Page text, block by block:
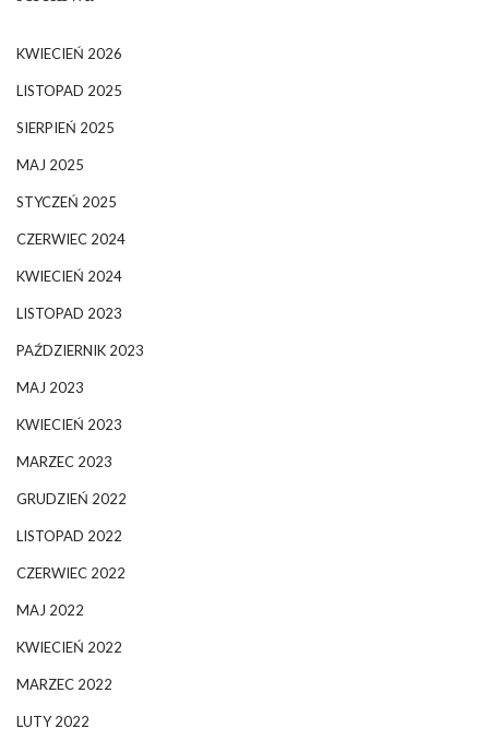
KWIECIEŃ 2026
LISTOPAD 2025
SIERPIEŃ 2025
MAJ 2025
STYCZEŃ 2025
CZERWIEC 2024
KWIECIEŃ 2024
LISTOPAD 2023
PAŹDZIERNIK 2023
MAJ 2023
KWIECIEŃ 2023
MARZEC 2023
GRUDZIEŃ 2022
LISTOPAD 2022
CZERWIEC 2022
MAJ 2022
KWIECIEŃ 2022
MARZEC 2022
LUTY 2022